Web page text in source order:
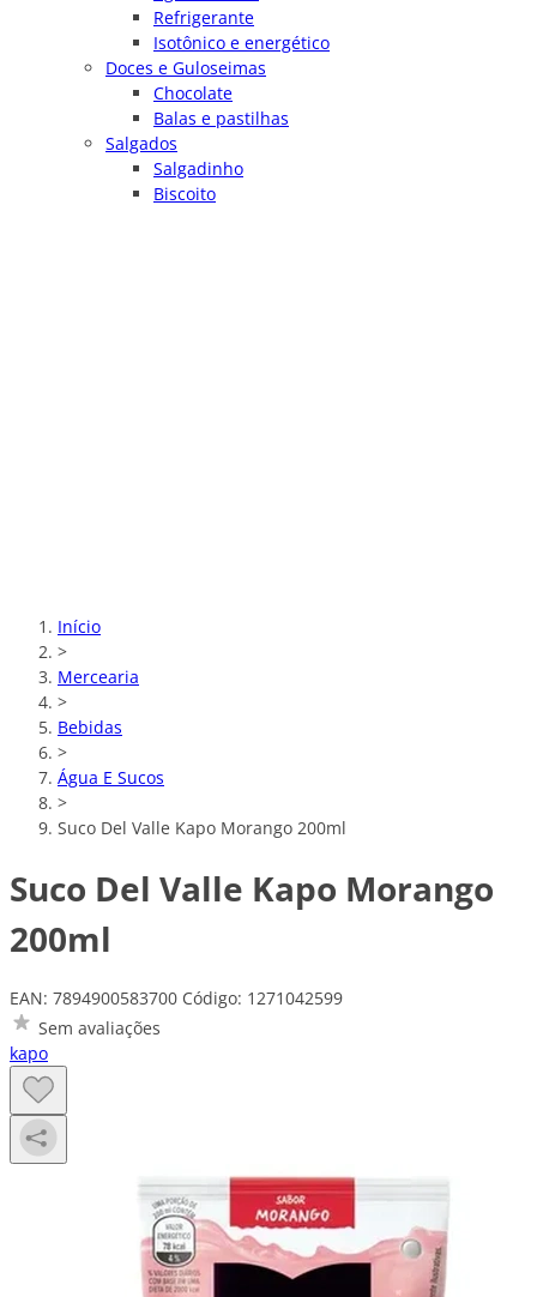
Refrigerante
Isotônico e energético
Doces e Guloseimas
Chocolate
Balas e pastilhas
Salgados
Salgadinho
Biscoito
Início
>
Mercearia
>
Bebidas
>
Água E Sucos
>
Suco Del Valle Kapo Morango 200ml
Suco Del Valle Kapo Morango
200ml
EAN: 7894900583700 Código: 1271042599
Sem avaliações
kapo